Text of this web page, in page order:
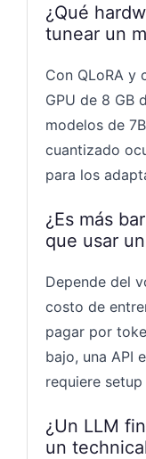
¿Qué
tunear un
Con QLoRA y
GPU de 8 GB
modelos de
cuantizado
para los
¿Es más
que usar
Depende del
costo de
pagar por
bajo, una API
requiere
¿Un LLM
un